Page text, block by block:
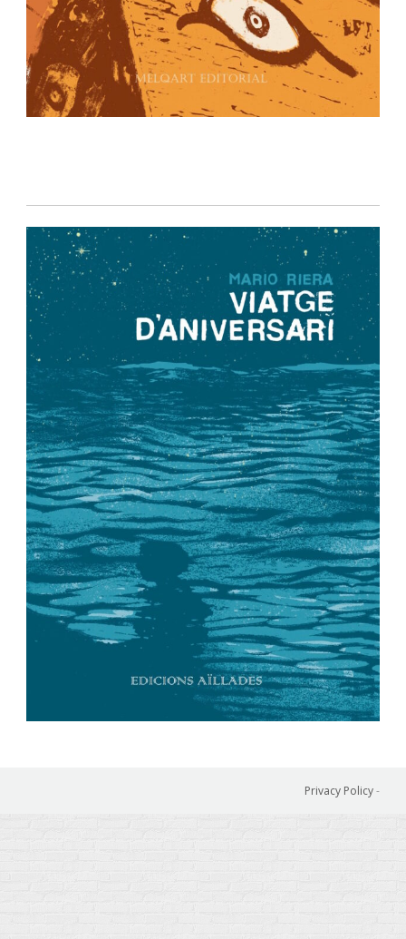
Privacy Policy-